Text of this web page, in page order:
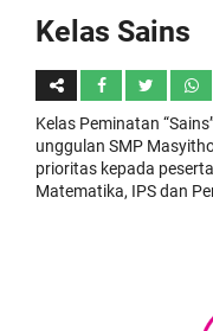
Kelas Sains
Kelas Peminatan
unggulan SMP
prioritas kepada
Matematika, IPS dan